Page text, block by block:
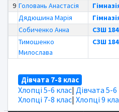
9 Головань Анастасія
Дядюшина Марія
Собиченко Анна
СЗШ
Тимошенко
Милослава
СЗШ
Дівчата 7-8 клас
Хлопці 5-6 клас| Дівчата 5-6
Хлопці 7-8 клас| Хлопці 9